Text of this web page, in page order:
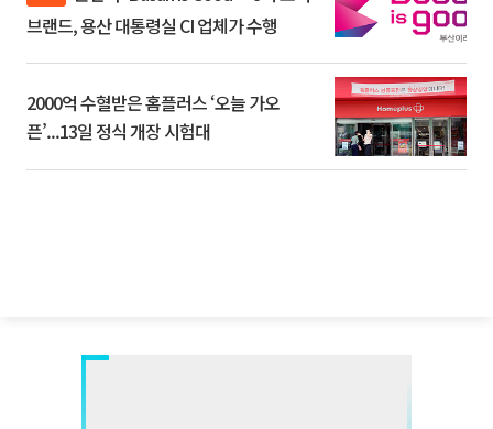
브랜드, 용산 대통령실 CI 업체가 수행
2000억 수혈받은 홈플러스 ‘오늘 가오
픈’...13일 정식 개장 시험대